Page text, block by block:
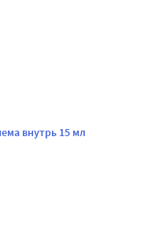
внутрь 15 мл